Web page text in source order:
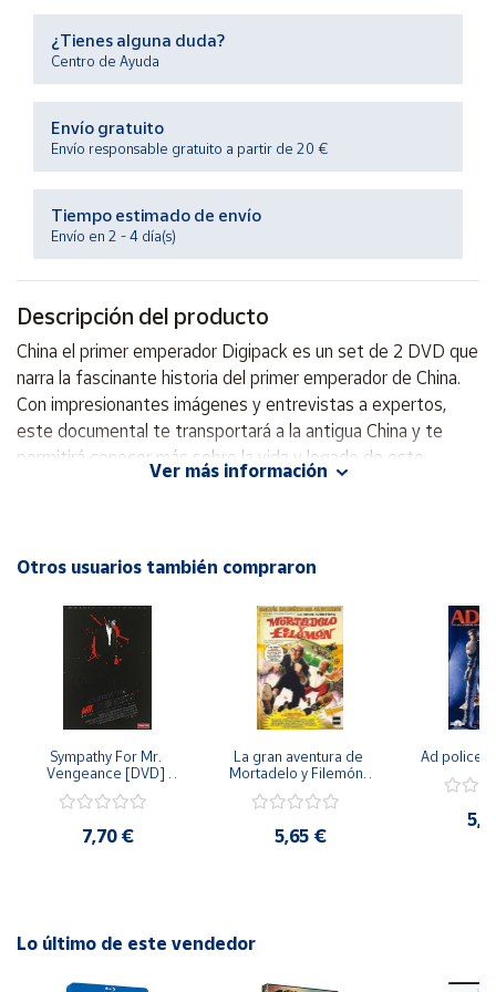
Productos
Solidarios
Ayuda
Centro
Contacto
Vendedores
Mapa de
vendedores
Hazte
vendedor
Área
Península
Baleares
¿Tienes alguna duda?
Centro de Ayuda
Envío gratuito
Envío responsable gratuito a partir de 20 €
Tiempo estimado de envío
Envío en 2 - 4 día(s)
Descripción del producto
China el primer emperador Digipack es un set de 2 DVD que
narra la fascinante historia del primer emperador de China.
Con impresionantes imágenes y entrevistas a expertos,
este documental te transportará a la antigua China y te
permitirá conocer más sobre la vida y legado de este
poderoso gobernante. Descubre los secretos de su
la historia y la cultura china. ¡No te lo pierdas!
Ver más información
Otros usuarios también compraron
Sympathy For Mr.
Vengeance [DVD]
7,70 €
La gran aventura de
Mortadelo y Filemón/
[dvd] [2003]
5,65 €
Ad police
Lo último de este vendedor